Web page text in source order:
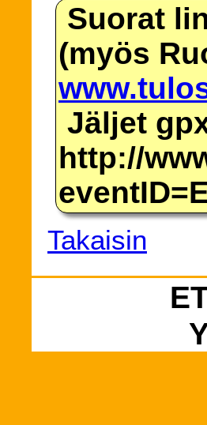
Suorat
(myös
Jäljet
http://
Takaisin